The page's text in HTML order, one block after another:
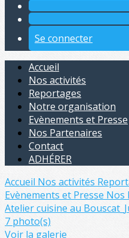
Se connecter
Accueil
Nos activités
Reportages
Notre organisation
Evènements et Presse
Nos Partenaires
Contact
ADHÉRER
Accueil Nos activités
Evènements et Presse Nos
Atelier cuisine au
7 photo(s)
Voir la galerie